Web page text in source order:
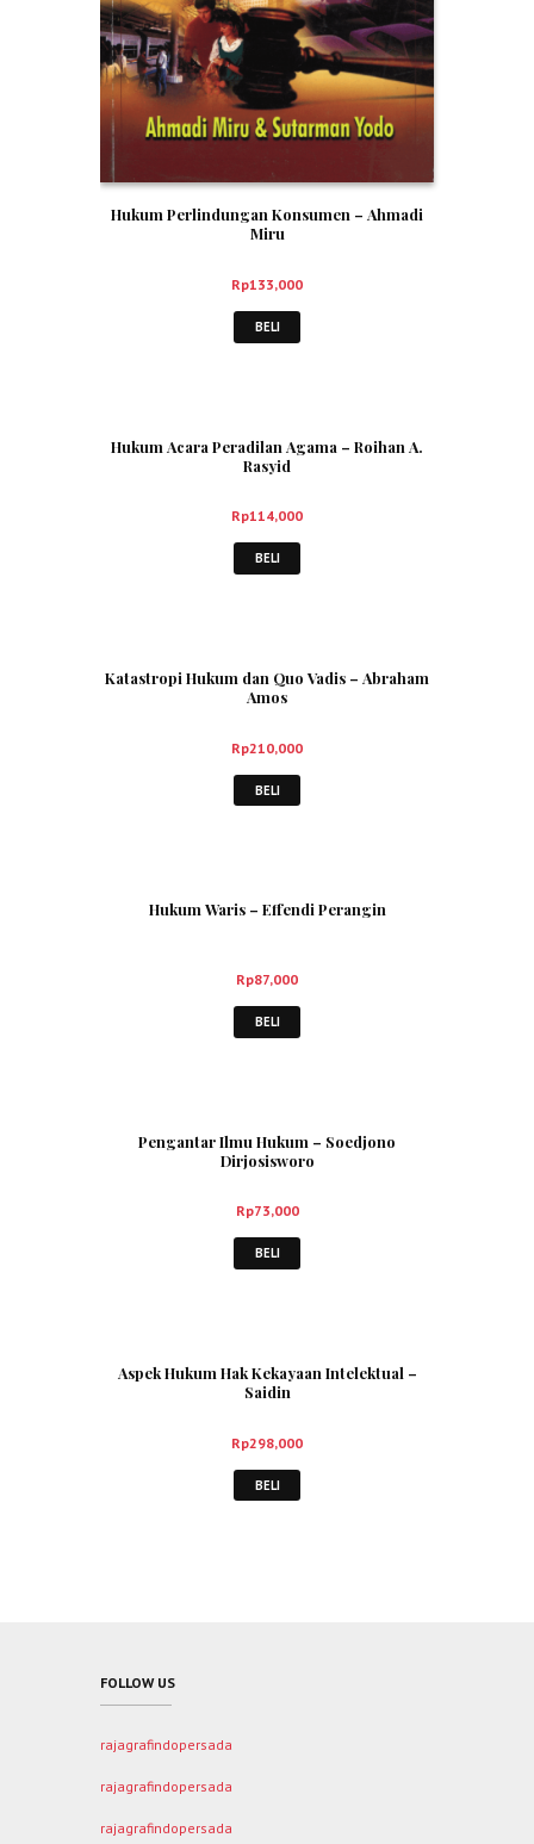
Hukum Perlindungan Konsumen – Ahmadi
Miru
Rp133,000
BELI
Hukum Acara Peradilan Agama – Roihan A.
Rasyid
Rp114,000
BELI
Katastropi Hukum dan Quo Vadis – Abraham
Amos
Rp210,000
BELI
Hukum Waris – Effendi Perangin
Rp87,000
BELI
Pengantar Ilmu Hukum – Soedjono
Dirjosisworo
Rp73,000
BELI
Aspek Hukum Hak Kekayaan Intelektual –
Saidin
Rp298,000
BELI
FOLLOW US
rajagrafindopersada
rajagrafindopersada
rajagrafindopersada